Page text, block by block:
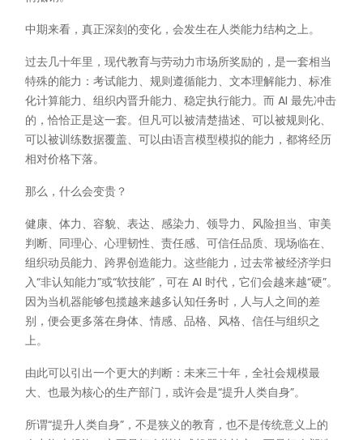
中期来看，真正深刻的变化，会发生在人类能力结构之上。
过去几十年里，现代教育与劳动力市场所奖励的，是一套相当
特殊的能力：考试能力、规则遵循能力、文本理解能力、标准
化计算能力、组织内晋升能力、稳定执行能力。而 AI 最先冲击
的，恰恰正是这一套。但凡可以被清楚描述、可以被规则化、
可以被训练数据覆盖、可以由语言模型模拟的能力，都将经历
相对价格下落。
那么，什么会变贵？
健康、体力、容貌、表达、感染力、领导力、风险担当、审美
判断、同理心、心理韧性、责任感、可信任品质、现场临在、
组织动员能力、跨界创造能力。这些能力，过去常被经济学归
入“非认知能力”或“软技能”，可在 AI 时代，它们会越来越“硬”。
因为当机器能够包揽越来越多认知任务时，人与人之间的差
别，便会更多落在身体、情感、品格、风格、信任与组织之
上。
由此可以引出一个更大的判断：未来三十年，全社会规模最
大、也最为核心的生产部门，或许会是“提升人类自身”。
所谓“提升人类自身”，不是狭义的教育，也不是传统意义上的